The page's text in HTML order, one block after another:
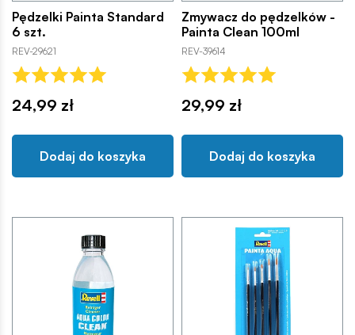
Pędzelki Painta Standard
6 szt.
REV-29621
24,99 zł
Dodaj do koszyka
Zmywacz do pędzelków -
Painta Clean 100ml
REV-39614
29,99 zł
Dodaj do koszyka